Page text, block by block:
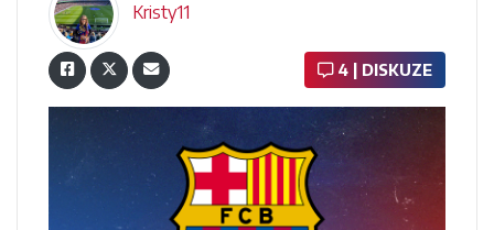
Kristy11
4 | DISKUZE